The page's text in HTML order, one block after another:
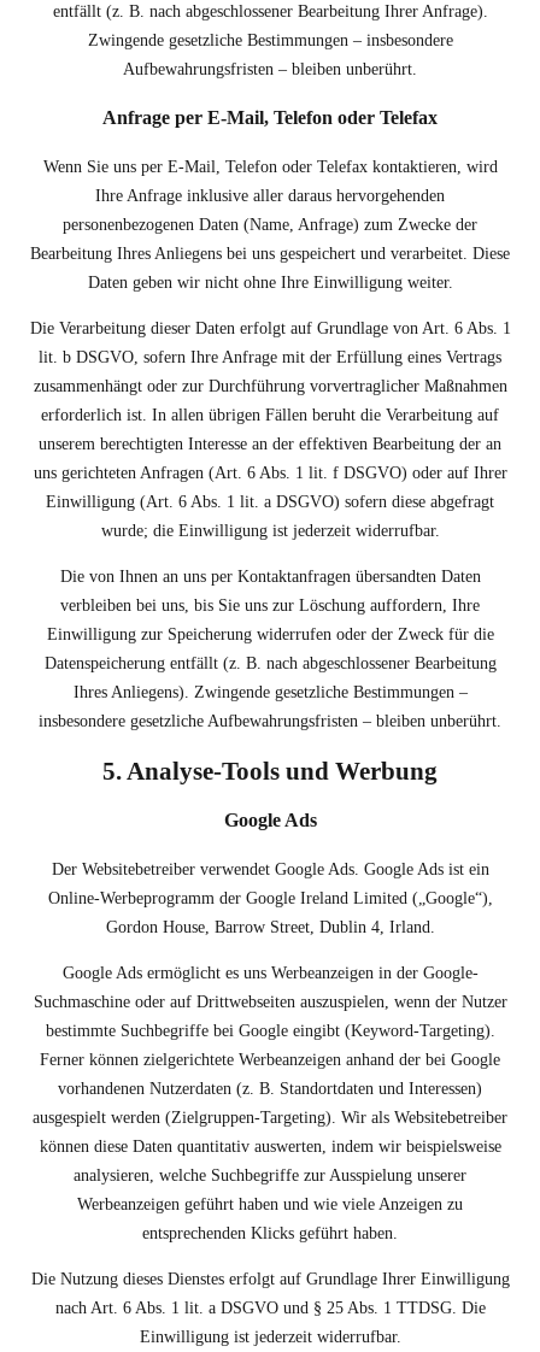
entfällt (z. B. nach abgeschlossener Bearbeitung Ihrer Anfrage).
Zwingende gesetzliche Bestimmungen – insbesondere
Aufbewahrungsfristen – bleiben unberührt.
Anfrage per E-Mail, Telefon oder Telefax
Wenn Sie uns per E-Mail, Telefon oder Telefax kontaktieren, wird
Ihre Anfrage inklusive aller daraus hervorgehenden
personenbezogenen Daten (Name, Anfrage) zum Zwecke der
Bearbeitung Ihres Anliegens bei uns gespeichert und verarbeitet. Diese
Daten geben wir nicht ohne Ihre Einwilligung weiter.
Die Verarbeitung dieser Daten erfolgt auf Grundlage von Art. 6 Abs. 1
lit. b DSGVO, sofern Ihre Anfrage mit der Erfüllung eines Vertrags
zusammenhängt oder zur Durchführung vorvertraglicher Maßnahmen
erforderlich ist. In allen übrigen Fällen beruht die Verarbeitung auf
unserem berechtigten Interesse an der effektiven Bearbeitung der an
uns gerichteten Anfragen (Art. 6 Abs. 1 lit. f DSGVO) oder auf Ihrer
Einwilligung (Art. 6 Abs. 1 lit. a DSGVO) sofern diese abgefragt
wurde; die Einwilligung ist jederzeit widerrufbar.
Die von Ihnen an uns per Kontaktanfragen übersandten Daten
verbleiben bei uns, bis Sie uns zur Löschung auffordern, Ihre
Einwilligung zur Speicherung widerrufen oder der Zweck für die
Datenspeicherung entfällt (z. B. nach abgeschlossener Bearbeitung
Ihres Anliegens). Zwingende gesetzliche Bestimmungen –
insbesondere gesetzliche Aufbewahrungsfristen – bleiben unberührt.
5. Analyse-Tools und Werbung
Google Ads
Der Websitebetreiber verwendet Google Ads. Google Ads ist ein
Online-Werbeprogramm der Google Ireland Limited („Google“),
Gordon House, Barrow Street, Dublin 4, Irland.
Google Ads ermöglicht es uns Werbeanzeigen in der Google-
Suchmaschine oder auf Drittwebseiten auszuspielen, wenn der Nutzer
bestimmte Suchbegriffe bei Google eingibt (Keyword-Targeting).
Ferner können zielgerichtete Werbeanzeigen anhand der bei Google
vorhandenen Nutzerdaten (z. B. Standortdaten und Interessen)
ausgespielt werden (Zielgruppen-Targeting). Wir als Websitebetreiber
können diese Daten quantitativ auswerten, indem wir beispielsweise
analysieren, welche Suchbegriffe zur Ausspielung unserer
Werbeanzeigen geführt haben und wie viele Anzeigen zu
entsprechenden Klicks geführt haben.
Die Nutzung dieses Dienstes erfolgt auf Grundlage Ihrer Einwilligung
nach Art. 6 Abs. 1 lit. a DSGVO und § 25 Abs. 1 TTDSG. Die
Einwilligung ist jederzeit widerrufbar.